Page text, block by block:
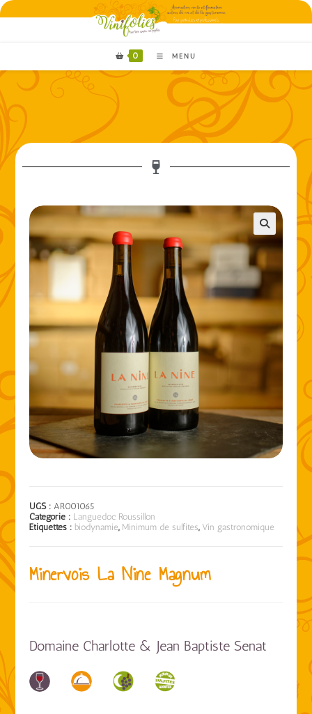
0 MENU
UGS : AR001065
Catégorie : Languedoc Roussillon
Étiquettes : biodynamie, Minimum de sulfites, Vin gastronomique
Minervois La Nine Magnum
Domaine Charlotte & Jean Baptiste Senat